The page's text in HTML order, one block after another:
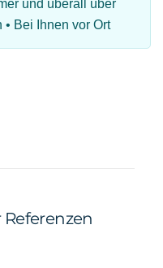
und überall über
• Bei Ihnen vor Ort